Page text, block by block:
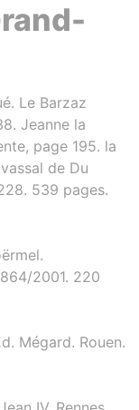
Le Barzaz
Jeanne la
page 195. la
de Du
539 pages.
2001. 220
Mégard. Rouen.